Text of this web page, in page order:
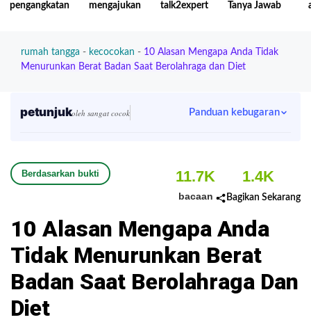
pengangkatan mengajukan talk2expert Tanya Jawab
rumah tangga - kecocokan - 10 Alasan Mengapa Anda Tidak
Menurunkan Berat Badan Saat Berolahraga dan Diet
petunjukoleh sangat cocok Panduan kebugaran
Berdasarkan bukti 11.7K
bacaan
1.4K
Bagikan Sekarang
10 Alasan Mengapa Anda
Tidak Menurunkan Berat
Badan Saat Berolahraga Dan
Diet